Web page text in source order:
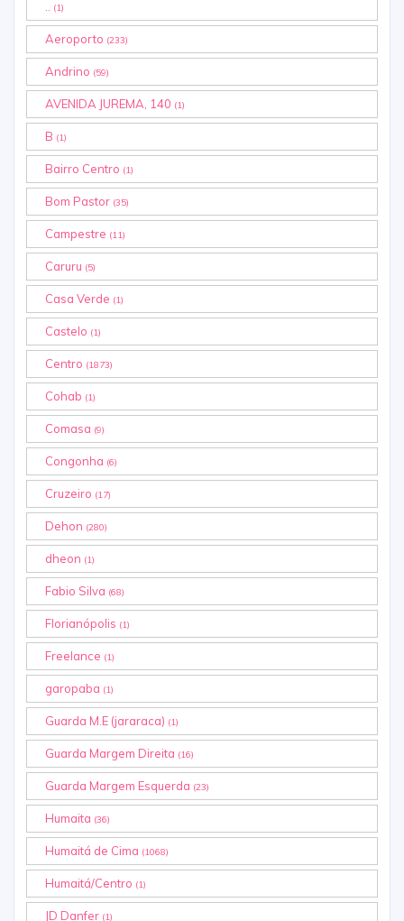
(1)
Aeroporto (233)
Andrino (59)
AVENIDA JUREMA, 140 (1)
B (1)
Bairro Centro (1)
Bom Pastor (35)
Campestre (11)
Caruru (5)
Casa Verde (1)
Castelo (1)
Centro (1873)
Cohab (1)
Comasa (9)
Congonha (6)
Cruzeiro (17)
Dehon (280)
dheon (1)
Fabio Silva (68)
Florianópolis (1)
Freelance (1)
garopaba (1)
Guarda M.E (jararaca) (1)
Guarda Margem Direita (16)
Guarda Margem Esquerda (23)
Humaita (36)
Humaitá de Cima (1068)
Humaitá/Centro (1)
JD Danfer (1)